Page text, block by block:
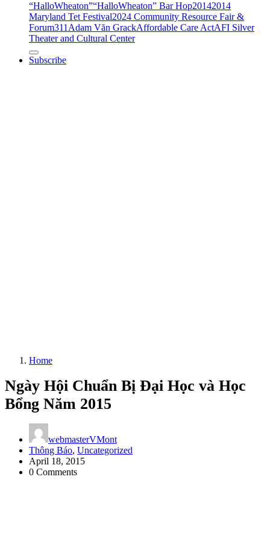
“HalloWheaton”“HalloWheaton” Bar Hop20142014
Maryland Tet Festival2024 Community Resource Fair &
Forum311Adam Văn GrackAffordable Care ActAFI Silver
Theater and Cultural Center
Subscribe
Home
Ngày Hội Chuẩn Bị Đại Học và Học
Bổng Năm 2015
webmasterVMont
Thông Báo, Uncategorized
April 18, 2015
0 Comments